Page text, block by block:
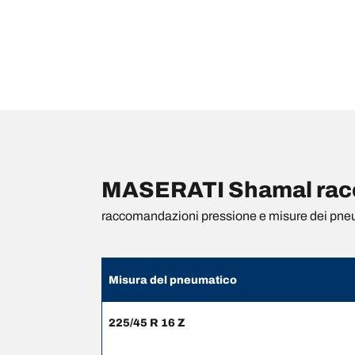
MASERATI Shamal
raccomandazioni pressione e misure dei
Misura del pneumatico
225/45 R 16 Z